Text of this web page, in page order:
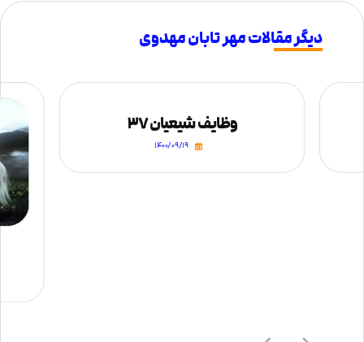
دیگر مقالات مهر تابان مهدوی
وظایف شیعیان ۳۷
۱۴۰۰/۰۹/۱۹